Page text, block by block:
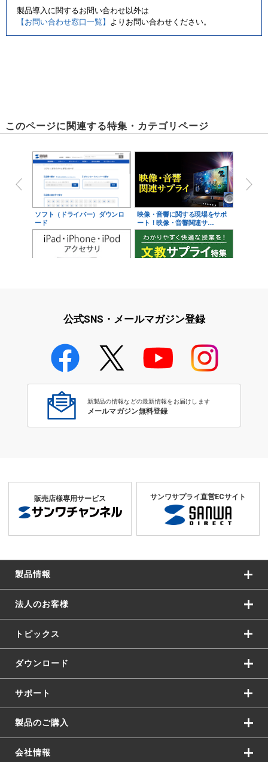
製品導入に関するお問い合わせ以外は
【お問い合わせ窓口一覧】 よりお問い合わせください。
このページに関連する特集・カテゴリページ
ソフト（ドライバー）ダウンロ
ード
映像・音響に関する現場をサポ
ート！映像・音響関連サ…
学校教育のICT環境整備特集
公式SNS・メールマガジン登録
新製品の情報などの最新情報をお届けします
メールマガジン無料登録
販売店様専用サービス サンワサプライ直営ECサイト
製品情報
法人のお客様
トピックス
ダウンロード
サポート
製品のご購入
会社情報